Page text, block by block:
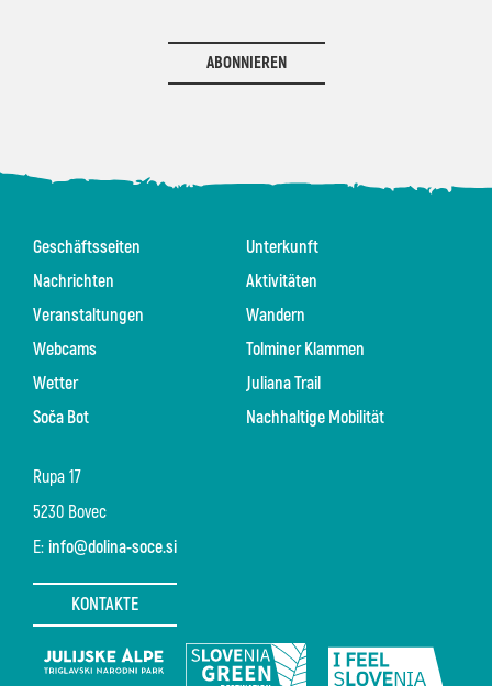
ABONNIEREN
Rupa 17
5230 Bovec
E: info@dolina-soce.si
KONTAKTE
Geschäftsseiten
Nachrichten
Veranstaltungen
Webcams
Wetter
Soča Bot
Unterkunft
Aktivitäten
Wandern
Tolminer Klammen
Juliana Trail
Nachhaltige Mobilität